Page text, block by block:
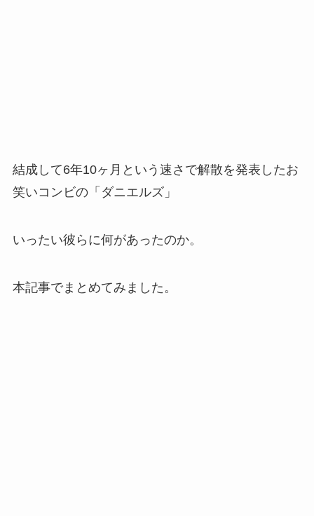
結成して6年10ヶ月という速さで解散を発表したお
笑いコンビの「ダニエルズ」
いったい彼らに何があったのか。
本記事でまとめてみました。